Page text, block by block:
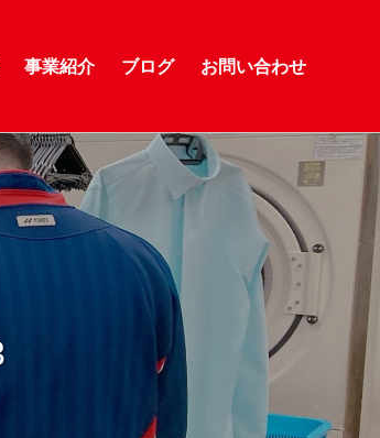
事業紹介 ブログ お問い合わせ